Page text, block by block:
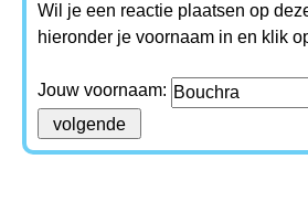
Wil je een reactie plaatsen op
hieronder je voornaam in en klik
Jouw voornaam: